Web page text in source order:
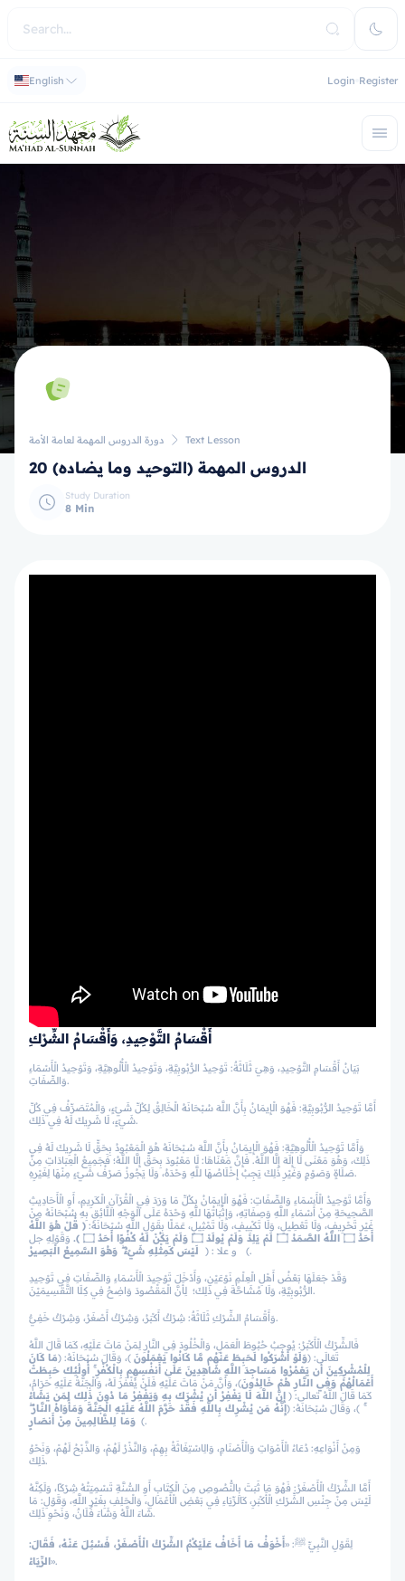
English Login Register
دورة الدروس المهمة لعامة الأمة Text Lesson
20 الدروس المهمة (التوحيد وما يضاده)
Study Duration
8 Min
أَقْسَامُ التَّوْحِيدِ، وَأَقْسَامُ الشِّرْكِ
بَيَانُ أَقْسَامِ التَّوْحِيدِ، وَهِيَ ثَلَاثَةٌ: تَوْحِيدُ الرُّبُوبِيَّةِ، وَتَوْحِيدُ الْأُلُوهِيَّةِ، وَتَوْحِيدُ الْأَسْمَاءِ
وَالصِّفَاتِ.
أَمَّا تَوْحِيدُ الرُّبُوبِيَّةِ: فَهُوَ الْإِيمَانُ بِأَنَّ اللَّهَ سُبْحَانَهُ الْخَالِقُ لِكُلِّ شَيْءٍ، وَالْمُتَصَرِّفُ فِي كُلِّ
شَيْءٍ، لَا شَرِيكَ لَهُ فِي ذَلِكَ.
وَأَمَّا تَوْحِيدُ الْأُلُوهِيَّةِ: فَهُوَ الْإِيمَـانُ بِأَنَّ اللَّهَ سُـبْحَانَهُ هُوَ الْمَعْبُودُ بِحَقٍّ لَا شَرِيكَ لَهُ فِي
ذَلِكَ، وَهُوَ مَعْنَى لَا إِلَهَ إِلَّا اللَّهُ. فَإِنَّ مَعْنَاهَا: لَا مَعْبُودَ بِحَقٍّ إِلَّا اللَّهُ؛ فَجَمِيعُ الْعِبَادَاتِ مِنْ
صَلَاةٍ وَصَوْمٍ وَغَيْرِ ذَلِكَ يَجِبُ إِخْلَاصُهَا للَّهِ وَحْدَهُ، وَلَا يَجُوزُ صَرْفُ شَيْءٍ مِنْهَا لِغَيْرِهِ.
وَأَمَّا تَوْحِيدُ الْأَسْمَاءِ وَالصِّفَاتِ: فَهُوَ الْإِيمَانُ بِكُلِّ مَا وَرَدَ فِي الْقُرْآنِ الْكَرِيمِ، أَوِ الْأَحَادِيثِ
الصَّحِيحَةِ مِنْ أَسْمَاءِ اللَّهِ وَصِفَاتِهِ، وَإِثْبَاتُهَا للَّهِ وَحْدَهُ عَلَى الْوَجْهِ اللَّائِقِ بِهِ سُبْحَانَهُ مِنْ
غَيْرِ تَحْرِيفٍ، وَلَا تَعْطِيلٍ، وَلَا تَكْيِيفٍ، وَلَا تَمْثِيلٍ، عَمَلًا بِقَوْلِ اللَّهِ سُبْحَانَهُ: ﴿ قُلْ هُوَ اللَّهُ
أَحَدٌ ۝ اللَّهُ الصَّمَدُ ۝ لَمْ يَلِدْ وَلَمْ يُولَدْ ۝ وَلَمْ يَكُنْ لَهُ كُفُوًا أَحَدٌ ۝ ﴾
. وَقَوْلِهِ جل
و علا : ﴿ ﴾.
وَقَدْ جَعَلَهَا بَعْضُ أَهْلِ الْعِلْمِ نَوْعَيْنِ، وَأَدْخَلَ تَوْحِيدَ الْأَسْمَاءِ وَالصِّفَاتِ فِي تَوْحِيدِ
الرُّبُوبِيَّةِ، وَلَا مُشَاحَّةَ فِي ذَلِكَ؛ لِأَنَّ الْمَقْصُودَ وَاضِحٌ فِي كِلَا التَّقْسِيمَيْنَ.
وَأَقْسَامُ الشِّرْكِ ثَلَاثَةٌ: شِرْكٌ أَكْبَرُ، وَشِرْكٌ أَصْغَرُ، وَشِرْكٌ خَفِيٌّ.
فَالشِّرْكُ الْأَكْبَرُ: يُوجِبُ حُبُوطَ الْعَمَلِ، وَالْخُلُودَ فِي النَّارِ لِمَنْ مَاتَ عَلَيْهِ، كَمَا قَالَ اللَّهُ
تَعَالَى: ﴿وَلَوْ أَشْرَكُوا لَحَبِطَ عَنْهُم مَّا كَانُوا يَعْمَلُونَ ﴾، وَقَالَ سُبْحَانَهُ: ﴿مَا كَانَ
لِلْمُشْرِكِينَ أَن يَعْمُرُوا مَسَاجِدَ اللَّهِ شَاهِدِينَ عَلَىٰ أَنفُسِهِم بِالْكُفْرِ ۚ أُولَٰئِكَ حَبِطَتْ
أَعْمَالُهُمْ وَفِي النَّارِ هُمْ خَالِدُونَ﴾، وَأَنَّ مَنْ مَاتَ عَلَيْهِ فَلَنْ يُغْفَرَ لَهُ، وَالْجَنَّةُ عَلَيْهِ حَرَامٌ،
كَمَا قَالَ اللَّهُ تعالى:﴿ إِنَّ اللَّهَ لَا يَغْفِرُ أَن يُشْرَكَ بِهِ وَيَغْفِرُ مَا دُونَ ذَٰلِكَ لِمَن يَشَاءُ
﴾، وَقَالَ سُبْحَانَهُ: ﴿إِنَّهُ مَن يُشْرِكْ بِاللَّهِ فَقَدْ حَرَّمَ اللَّهُ عَلَيْهِ الْجَنَّةَ وَمَأْوَاهُ النَّارُ ۖ
وَمَا لِلظَّالِمِينَ مِنْ أَنصَارٍ ﴾.
وَمِنْ أَنْوَاعِهِ: دُعَاءُ الْأَمْوَاتِ وَالْأَصْنَامِ، وَالِاسْتِغَاثَةُ بِهِمْ، وَالنَّذْرُ لَهُمْ، وَالذَّبْحُ لَهُمْ، وَنَحْوُ
ذَلِكَ.
أَمَّا الشِّرْكُ الْأَصْغَرُ: فَهُوَ مَا ثَبَتَ بِالنُّصُوصِ مِنَ الْكِتَابِ أَوِ السُّنَّةِ تَسْمِيَتُهُ شِرْكًا، وَلَكِنَّهُ
لَيْسَ مِنْ جِنْسِ الشِّرْكِ الْأَكْبَرِ، كَالرِّيَاءِ فِي بَعْضِ الْأَعْمَالِ، وَالْحَلِفِ بِغَيْرِ اللَّهِ، وَقَوْلِ: مَا
شَاءَ اللَّهُ وَشَاءَ فُلَانٌ، وَنَحْوِ ذَلِكَ.
لِقَوْلِ النَّبِيِّ ﷺ: «أَخْوَفُ مَا أَخَافُ عَلَيْكُمُ الشِّرْكُ الْأَصْغَرُ، فَسُئِلَ عَنْهُ، فَقَالَ:
الرِّيَاءُ».